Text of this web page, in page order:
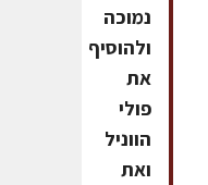
נמוכה
ולהוסיף
את
פולי
הווניל
ואת